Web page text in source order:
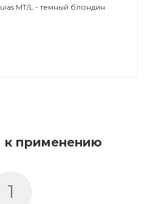
MT/L - темный блондин
к применению
1